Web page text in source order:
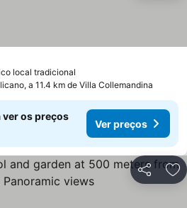
local tradicional
a 11.4 km de Villa Collemandina
ver os preços
Ver preços
Partilhar